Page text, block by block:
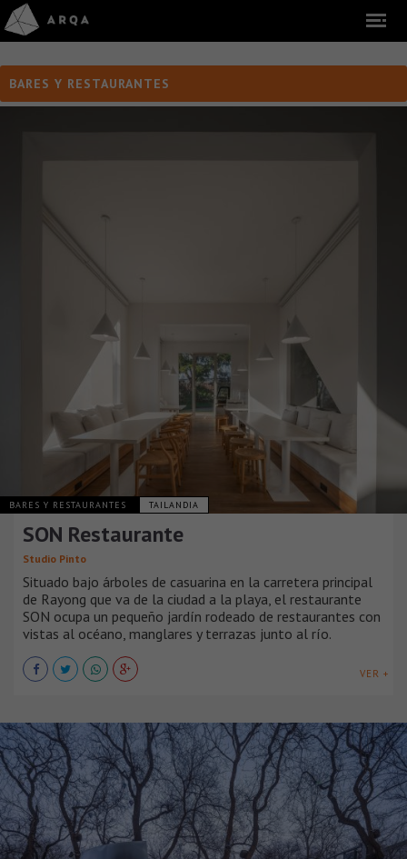
BARES Y RESTAURANTES
BARES Y RESTAURANTES TAILANDIA
SON Restaurante
Studio Pinto
Situado bajo árboles de casuarina en la carretera principal
de Rayong que va de la ciudad a la playa, el restaurante
SON ocupa un pequeño jardín rodeado de restaurantes con
vistas al océano, manglares y terrazas junto al río.
VER +